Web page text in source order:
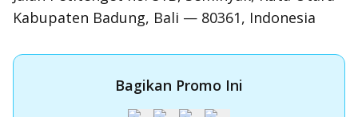
Kabupaten Badung, Bali — 80361, Indonesia
Bagikan Promo Ini